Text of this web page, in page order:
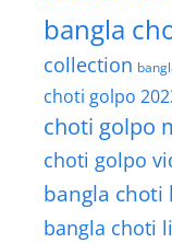
bangla
collection
choti golpo
choti golpo
choti golpo
bangla choti
bangla choti